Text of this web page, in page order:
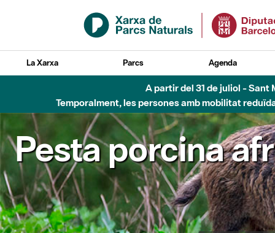
Salta al contingut principal
La Xarxa Parcs Agenda
A partir del 31 de juliol -
Temporalment, les persones amb mobilitat
Pesta porcina